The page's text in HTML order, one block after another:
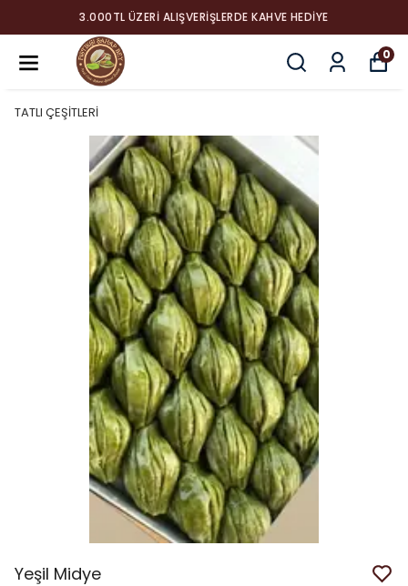
3.000TL ÜZERI ALIŞVERIŞLERDE KAHVE HEDIYE
0
TATLI ÇEŞİTLERİ
Yeşil Midye